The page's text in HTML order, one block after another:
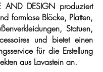
AND DESIGN produziert
formlose Blöcke, Platten,
Statuen,
und bietet einen
für die Erstellung
aus Lavastein an.